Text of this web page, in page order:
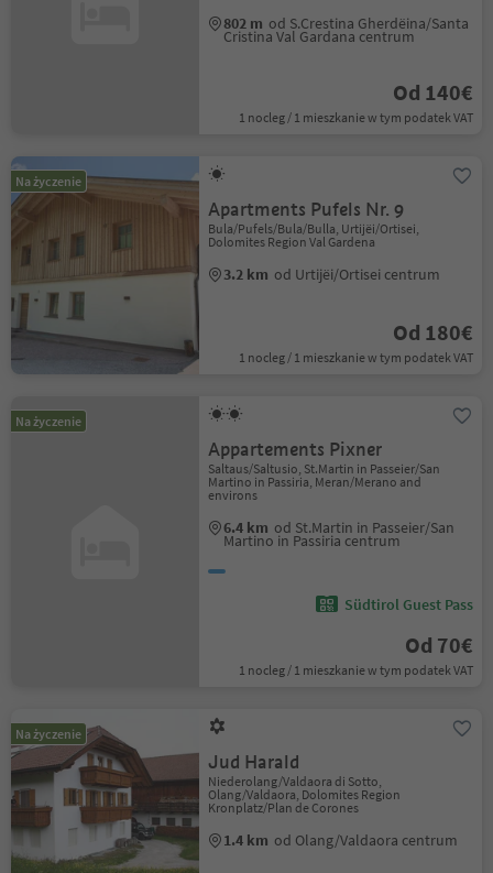
802 m od S.Crestina Gherdëina/Santa
Cristina Val Gardana centrum
Od 140€
1 nocleg / 1 mieszkanie w tym podatek VAT
Na życzenie
Apartments Pufels Nr. 9
Bula/Pufels/Bula/Bulla, Urtijëi/Ortisei,
Dolomites Region Val Gardena
3.2 km od Urtijëi/Ortisei centrum
Od 180€
1 nocleg / 1 mieszkanie w tym podatek VAT
Na życzenie
Appartements Pixner
Saltaus/Saltusio, St.Martin in Passeier/San
Martino in Passiria, Meran/Merano and
environs
6.4 km od St.Martin in Passeier/San
Martino in Passiria centrum
Südtirol Guest Pass
Od 70€
1 nocleg / 1 mieszkanie w tym podatek VAT
Na życzenie
Jud Harald
Niederolang/Valdaora di Sotto,
Olang/Valdaora, Dolomites Region
Kronplatz/Plan de Corones
1.4 km od Olang/Valdaora centrum